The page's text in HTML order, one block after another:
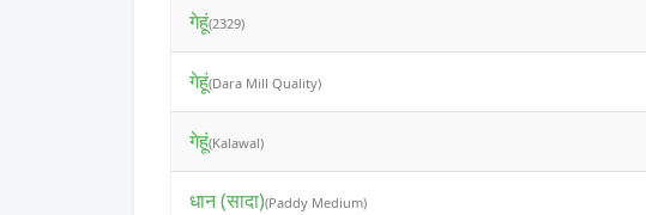
गेहूं(2329)
गेहूं(Dara Mill Quality)
गेहूं(Kalawal)
धान (सादा)(Paddy Medium)